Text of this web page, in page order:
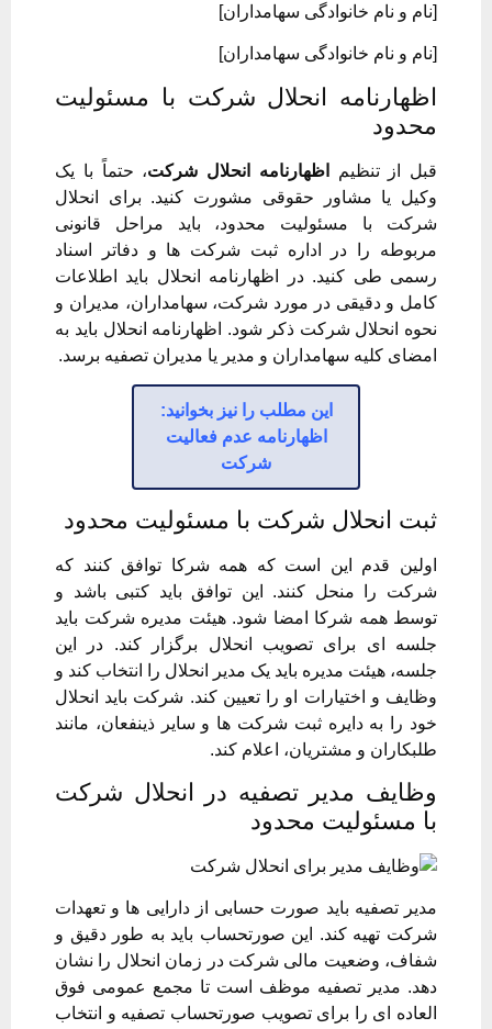
[نام و نام خانوادگی سهامداران]
[نام و نام خانوادگی سهامداران]
اظهارنامه انحلال شرکت با مسئولیت
محدود
قبل از تنظیم اظهارنامه انحلال شرکت، حتماً با یک
وکیل یا مشاور حقوقی مشورت کنید. برای انحلال
شرکت با مسئولیت محدود، باید مراحل قانونی
مربوطه را در اداره ثبت شرکت ها و دفاتر اسناد
رسمی طی کنید. در اظهارنامه انحلال باید اطلاعات
کامل و دقیقی در مورد شرکت، سهامداران، مدیران و
نحوه انحلال شرکت ذکر شود. اظهارنامه انحلال باید به
امضای کلیه سهامداران و مدیر یا مدیران تصفیه برسد.
این مطلب را نیز بخوانید:
اظهارنامه عدم فعالیت
شرکت
ثبت انحلال شرکت با مسئولیت محدود
اولین قدم این است که همه شرکا توافق کنند که
شرکت را منحل کنند. این توافق باید کتبی باشد و
توسط همه شرکا امضا شود. هیئت مدیره شرکت باید
جلسه ای برای تصویب انحلال برگزار کند. در این
جلسه، هیئت مدیره باید یک مدیر انحلال را انتخاب کند و
وظایف و اختیارات او را تعیین کند. شرکت باید انحلال
خود را به دایره ثبت شرکت ها و سایر ذینفعان، مانند
طلبکاران و مشتریان، اعلام کند.
وظایف مدیر تصفیه در انحلال شرکت
با مسئولیت محدود
مدیر تصفیه باید صورت حسابی از دارایی ها و تعهدات
شرکت تهیه کند. این صورتحساب باید به طور دقیق و
شفاف، وضعیت مالی شرکت در زمان انحلال را نشان
دهد. مدیر تصفیه موظف است تا مجمع عمومی فوق
العاده ای را برای تصویب صورتحساب تصفیه و انتخاب